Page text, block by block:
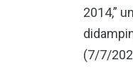
2014,”
(7/7/